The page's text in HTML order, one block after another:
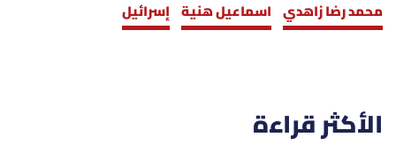
محمد رضا زاهدي اسماعيل هنية إسرائيل
الأكثر قراءة